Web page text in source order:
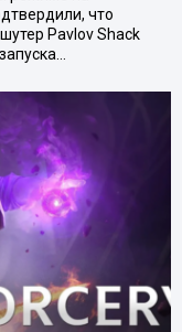
что
Pavlov Shack